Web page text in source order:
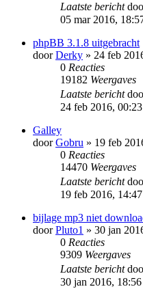
Laatste bericht
05 mar 2016,
phpBB 3.1.8 uitgebracht
doorDerky » 24 feb
0 Reacties
19182 Weergaves
Laatste bericht
24 feb 2016, 00:23
Galley
doorGobru » 19 feb
0 Reacties
14470 Weergaves
Laatste bericht
19 feb 2016, 14:47
bijlage mp3 niet
doorPluto1 » 30 jan
0 Reacties
9309 Weergaves
Laatste bericht
30 jan 2016, 18:56